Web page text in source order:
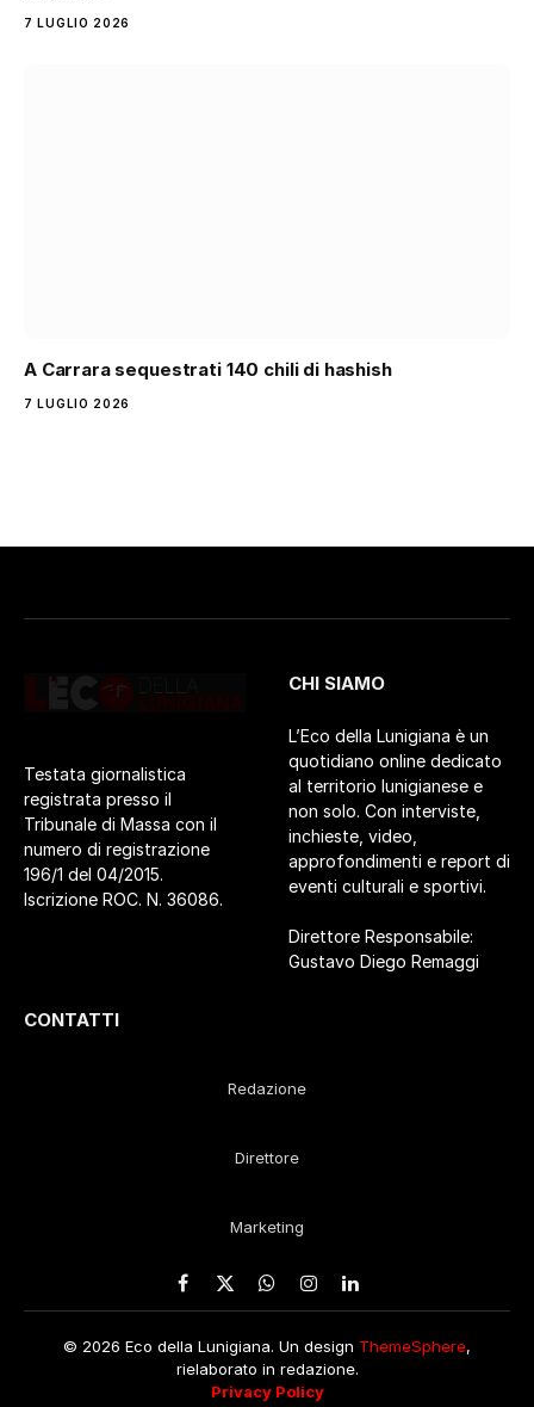
7 LUGLIO 2026
A Carrara sequestrati 140 chili di hashish
7 LUGLIO 2026
Testata giornalistica
registrata presso il
Tribunale di Massa con il
numero di registrazione
196/1 del 04/2015.
Iscrizione ROC. N. 36086.
CHI SIAMO
L’Eco della Lunigiana è un
quotidiano online dedicato
al territorio lunigianese e
non solo. Con interviste,
inchieste, video,
approfondimenti e report di
eventi culturali e sportivi.
Direttore Responsabile:
Gustavo Diego Remaggi
CONTATTI
Redazione
Direttore
Marketing
Facebook
X
WhatsApp
Instagram
LinkedIn
© 2026 Eco della Lunigiana. Un design ThemeSphere,
rielaborato in redazione.
Privacy Policy